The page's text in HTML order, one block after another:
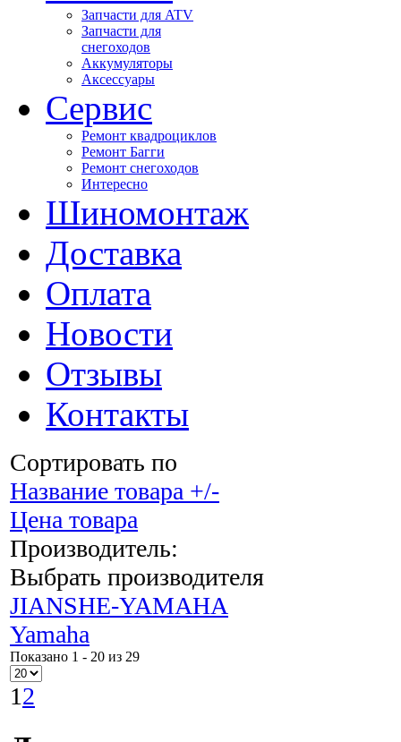
Запчасти для ATV
Запчасти для
снегоходов
Аккумуляторы
Аксессуары
Сервис
Ремонт квадроциклов
Ремонт Багги
Ремонт снегоходов
Интересно
Шиномонтаж
Доставка
Оплата
Новости
Отзывы
Контакты
Сортировать по
Название товара +/-
Цена товара
Производитель:
Выбрать производителя
JIANSHE-YAMAHA
Yamaha
Показано 1 - 20 из 29
12